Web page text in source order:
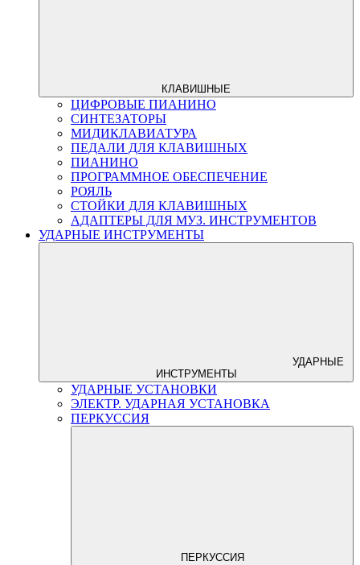
КЛАВИШНЫЕ
ЦИФРОВЫЕ ПИАНИНО
СИНТЕЗАТОРЫ
МИДИКЛАВИАТУРА
ПЕДАЛИ ДЛЯ КЛАВИШНЫХ
ПИАНИНО
ПРОГРАММНОЕ ОБЕСПЕЧЕНИЕ
РОЯЛЬ
СТОЙКИ ДЛЯ КЛАВИШНЫХ
АДАПТЕРЫ ДЛЯ МУЗ. ИНСТРУМЕНТОВ
УДАРНЫЕ ИНСТРУМЕНТЫ
УДАРНЫЕ
ИНСТРУМЕНТЫ
УДАРНЫЕ УСТАНОВКИ
ЭЛЕКТР. УДАРНАЯ УСТАНОВКА
ПЕРКУССИЯ
ПЕРКУССИЯ